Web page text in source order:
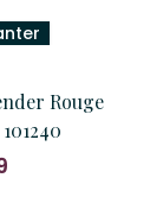
Rouge